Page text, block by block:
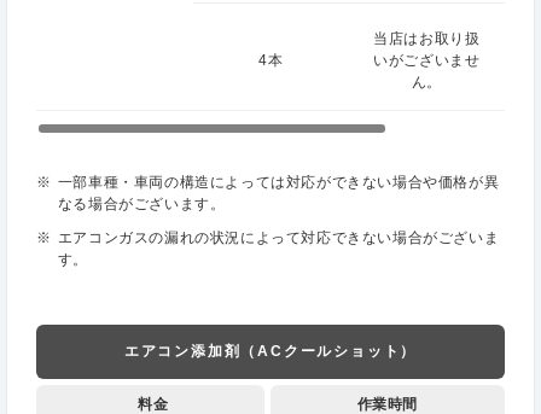
4本
当店はお取り扱
いがございませ
ん。
一部車種・車両の構造によっては対応ができない場合や価格が異
なる場合がございます。
エアコンガスの漏れの状況によって対応できない場合がございま
す。
エアコン添加剤（ACクールショット）
料金 作業時間